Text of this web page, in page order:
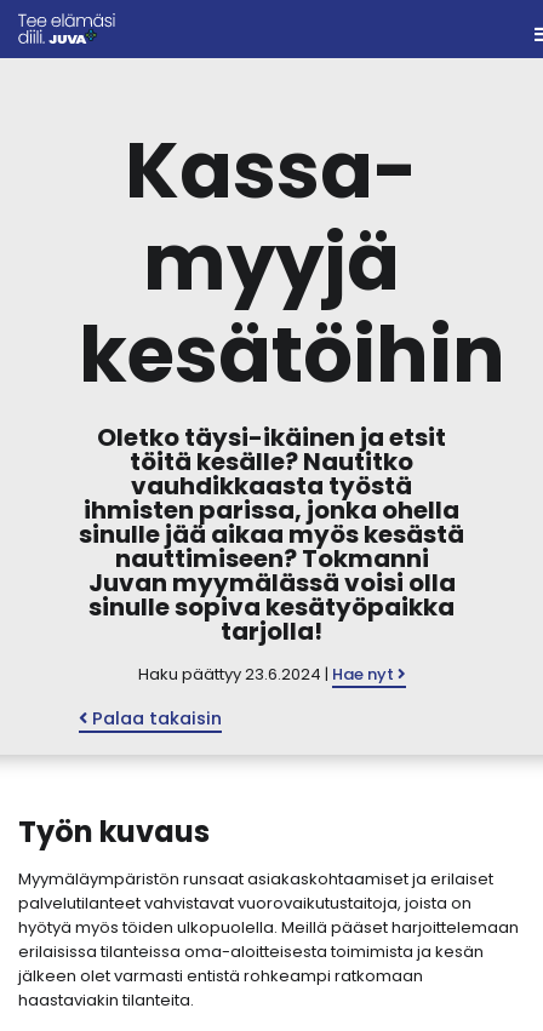
Kassa-
myyjä
kesätöihin
Oletko täysi-ikäinen ja etsit
töitä kesälle? Nautitko
vauhdikkaasta työstä
ihmisten parissa, jonka ohella
sinulle jää aikaa myös kesästä
nauttimiseen? Tokmanni
Juvan myymälässä voisi olla
sinulle sopiva kesätyöpaikka
tarjolla!
Haku päättyy 23.6.2024 | Hae nyt
Palaa takaisin
Työn kuvaus
Myymäläympäristön runsaat asiakaskohtaamiset ja erilaiset
palvelutilanteet vahvistavat vuorovaikutustaitoja, joista on
hyötyä myös töiden ulkopuolella. Meillä pääset harjoittelemaan
erilaisissa tilanteissa oma-aloitteisesta toimimista ja kesän
jälkeen olet varmasti entistä rohkeampi ratkomaan
haastaviakin tilanteita.